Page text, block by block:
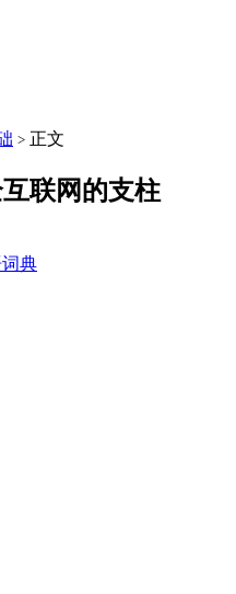
> 正文
联网的支柱
词典